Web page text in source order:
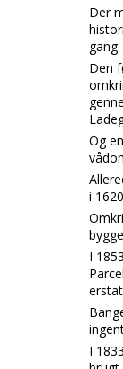
Der
gang.
Den
Og
i
I
I